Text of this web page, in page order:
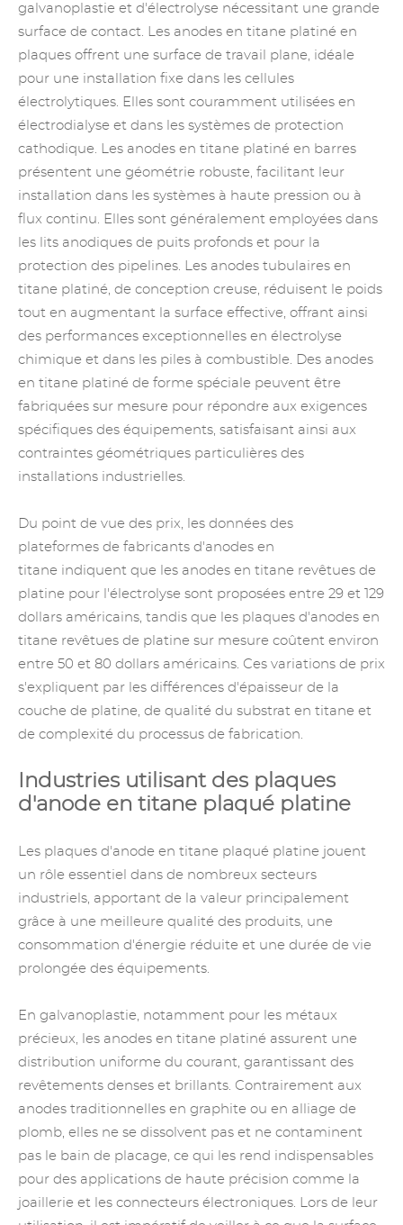
galvanoplastie et d'électrolyse nécessitant une grande
surface de contact. Les anodes en titane platiné en
plaques offrent une surface de travail plane, idéale
pour une installation fixe dans les cellules
électrolytiques. Elles sont couramment utilisées en
électrodialyse et dans les systèmes de protection
cathodique. Les anodes en titane platiné en barres
présentent une géométrie robuste, facilitant leur
installation dans les systèmes à haute pression ou à
flux continu. Elles sont généralement employées dans
les lits anodiques de puits profonds et pour la
protection des pipelines. Les anodes tubulaires en
titane platiné, de conception creuse, réduisent le poids
tout en augmentant la surface effective, offrant ainsi
des performances exceptionnelles en électrolyse
chimique et dans les piles à combustible. Des anodes
en titane platiné de forme spéciale peuvent être
fabriquées sur mesure pour répondre aux exigences
spécifiques des équipements, satisfaisant ainsi aux
contraintes géométriques particulières des
installations industrielles.
Du point de vue des prix, les données des
plateformes de fabricants d'anodes en
titane indiquent que les anodes en titane revêtues de
platine pour l'électrolyse sont proposées entre 29 et 129
dollars américains, tandis que les plaques d'anodes en
titane revêtues de platine sur mesure coûtent environ
entre 50 et 80 dollars américains. Ces variations de prix
s'expliquent par les différences d'épaisseur de la
couche de platine, de qualité du substrat en titane et
de complexité du processus de fabrication.
Industries utilisant des plaques
d'anode en titane plaqué platine
Les plaques d'anode en titane plaqué platine jouent
un rôle essentiel dans de nombreux secteurs
industriels, apportant de la valeur principalement
grâce à une meilleure qualité des produits, une
consommation d'énergie réduite et une durée de vie
prolongée des équipements.
En galvanoplastie, notamment pour les métaux
précieux, les anodes en titane platiné assurent une
distribution uniforme du courant, garantissant des
revêtements denses et brillants. Contrairement aux
anodes traditionnelles en graphite ou en alliage de
plomb, elles ne se dissolvent pas et ne contaminent
pas le bain de placage, ce qui les rend indispensables
pour des applications de haute précision comme la
joaillerie et les connecteurs électroniques. Lors de leur